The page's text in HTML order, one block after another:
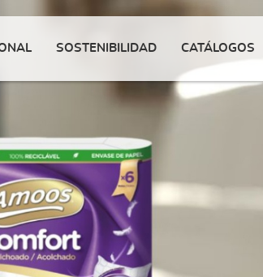
SOSTENIBILIDAD CATÁLOGOS